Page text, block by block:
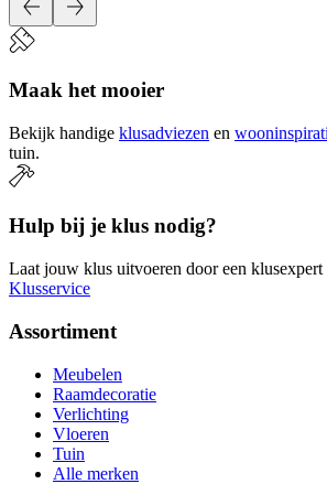
Maak het mooier
Bekijk handige klusadviezen en
tuin.
Hulp bij je klus nodig?
Laat jouw klus uitvoeren door een klusexpert
Klusservice
Assortiment
Meubelen
Raamdecoratie
Verlichting
Vloeren
Tuin
Alle merken